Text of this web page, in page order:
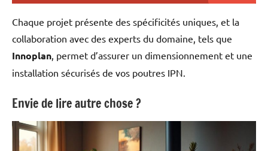
Chaque projet présente des spécificités uniques, et la
collaboration avec des experts du domaine, tels que
Innoplan, permet d’assurer un dimensionnement et une
installation sécurisés de vos poutres IPN.
Envie de lire autre chose ?